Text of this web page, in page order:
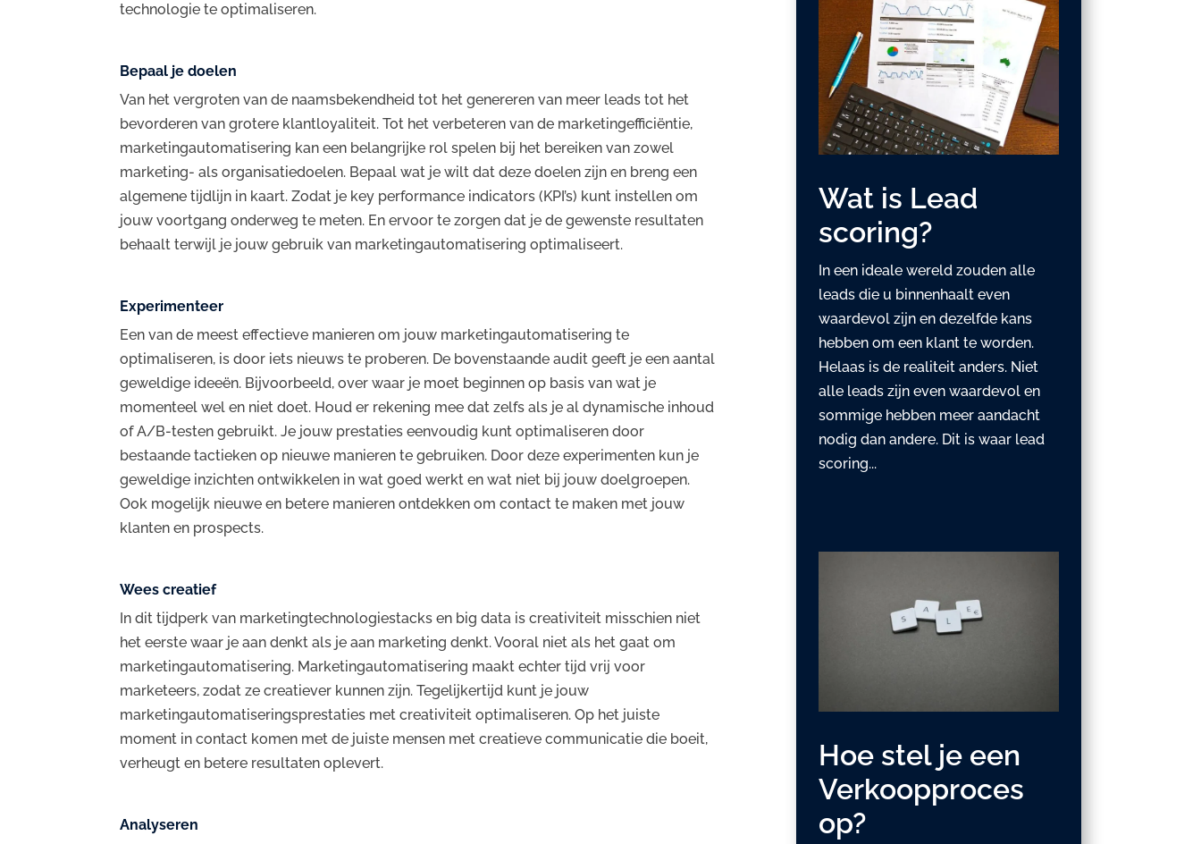
technologie te optimaliseren.
Bepaal je doelen
Van het vergroten van de naamsbekendheid tot het genereren van meer leads tot het
bevorderen van grotere klantloyaliteit. Tot het verbeteren van de marketingefficiëntie,
marketingautomatisering kan een belangrijke rol spelen bij het bereiken van zowel
marketing- als organisatiedoelen. Bepaal wat je wilt dat deze doelen zijn en breng een
algemene tijdlijn in kaart. Zodat je key performance indicators (KPI’s) kunt instellen om
jouw voortgang onderweg te meten. En ervoor te zorgen dat je de gewenste resultaten
behaalt terwijl je jouw gebruik van marketingautomatisering optimaliseert.
Experimenteer
Een van de meest effectieve manieren om jouw marketingautomatisering te
optimaliseren, is door iets nieuws te proberen. De bovenstaande audit geeft je een aantal
geweldige ideeën. Bijvoorbeeld, over waar je moet beginnen op basis van wat je
momenteel wel en niet doet. Houd er rekening mee dat zelfs als je al dynamische inhoud
of A/B-testen gebruikt. Je jouw prestaties eenvoudig kunt optimaliseren door
bestaande tactieken op nieuwe manieren te gebruiken. Door deze experimenten kun je
geweldige inzichten ontwikkelen in wat goed werkt en wat niet bij jouw doelgroepen.
Ook mogelijk nieuwe en betere manieren ontdekken om contact te maken met jouw
klanten en prospects.
Wees creatief
In dit tijdperk van marketingtechnologiestacks en big data is creativiteit misschien niet
het eerste waar je aan denkt als je aan marketing denkt. Vooral niet als het gaat om
marketingautomatisering. Marketingautomatisering maakt echter tijd vrij voor
marketeers, zodat ze creatiever kunnen zijn. Tegelijkertijd kunt je jouw
marketingautomatiseringsprestaties met creativiteit optimaliseren. Op het juiste
moment in contact komen met de juiste mensen met creatieve communicatie die boeit,
verheugt en betere resultaten oplevert.
Analyseren
Wat is Lead
scoring?
In een ideale wereld zouden alle
leads die u binnenhaalt even
waardevol zijn en dezelfde kans
hebben om een klant te worden.
Helaas is de realiteit anders. Niet
alle leads zijn even waardevol en
sommige hebben meer aandacht
nodig dan andere. Dit is waar lead
scoring...
Hoe stel je een
Verkoopproces
op?